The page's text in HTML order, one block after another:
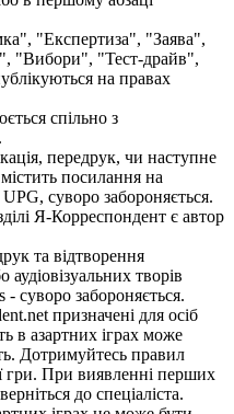
"Експертиза", "Заява",
"Вибори", "Тест-драйв",
на правах
спільно з
передрук, чи наступне
посилання на
суворо забороняється.
Я-Корреспондент є автор
та відтворення
аудіовізуальних творів
суворо забороняється.
призначені для осіб
в азартних іграх може
Дотримуйтесь правил
гри. При виявленні перших
до спеціаліста.